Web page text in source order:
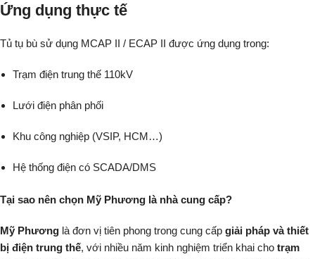
Ứng dụng thực tế
Tủ tụ bù sử dụng MCAP II / ECAP II được ứng dụng trong:
Trạm điện trung thế 110kV
Lưới điện phân phối
Khu công nghiệp (VSIP, HCM…)
Hệ thống điện có SCADA/DMS
Tại sao nên chọn Mỹ Phương là nhà cung cấp?
Mỹ Phương là đơn vị tiên phong trong cung cấp giải pháp và thiết
bị điện trung thế, với nhiều năm kinh nghiệm triển khai cho trạm